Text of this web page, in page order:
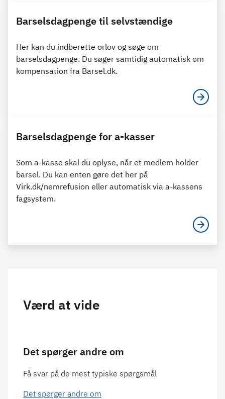
Barselsdagpenge til selvstændige
Her kan du indberette orlov og søge om
barselsdagpenge. Du søger samtidig automatisk om
kompensation fra Barsel.dk.
Barselsdagpenge for a-kasser
Som a-kasse skal du oplyse, når et medlem holder
barsel. Du kan enten gøre det her på
Virk.dk/nemrefusion eller automatisk via a-kassens
fagsystem.
Værd at vide
Det spørger andre om
Få svar på de mest typiske spørgsmål
Det spørger andre om